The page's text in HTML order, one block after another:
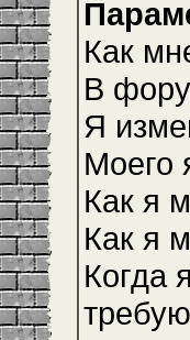
Как
В
Я
Моего
Как я
Как я
Когда